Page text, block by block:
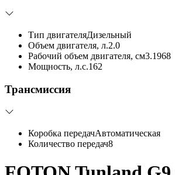
Тип двигателяДизельный
Объем двигателя, л.2.0
Рабочий объем двигателя, см3.1968
Мощность, л.с.162
Трансмиссия
Коробка передачАвтоматическая
Количество передач8